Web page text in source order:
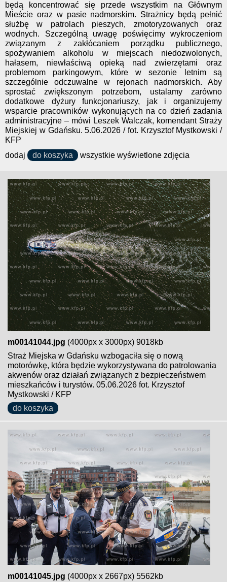
będą koncentrować się przede wszystkim na Głównym
Mieście oraz w pasie nadmorskim. Strażnicy będą pełnić
służbę w patrolach pieszych, zmotoryzowanych oraz
wodnych. Szczególną uwagę poświęcimy wykroczeniom
związanym z zakłócaniem porządku publicznego,
spożywaniem alkoholu w miejscach niedozwolonych,
hałasem, niewłaściwą opieką nad zwierzętami oraz
problemom parkingowym, które w sezonie letnim są
szczególnie odczuwalne w rejonach nadmorskich. Aby
sprostać zwiększonym potrzebom, ustalamy zarówno
dodatkowe dyżury funkcjonariuszy, jak i organizujemy
wsparcie pracowników wykonujących na co dzień zadania
administracyjne – mówi Leszek Walczak, komendant Straży
Miejskiej w Gdańsku. 5.06.2026 / fot. Krzysztof Mystkowski /
KFP
dodaj
do koszyka wszystkie wyświetlone zdjęcia
m00141044.jpg (4000px x 3000px) 9018kb
Straż Miejska w Gdańsku wzbogaciła się o nową
motorówkę, która będzie wykorzystywana do patrolowania
akwenów oraz działań związanych z bezpieczeństwem
mieszkańców i turystów. 05.06.2026 fot. Krzysztof
Mystkowski / KFP
do koszyka
m00141045.jpg (4000px x 2667px) 5562kb